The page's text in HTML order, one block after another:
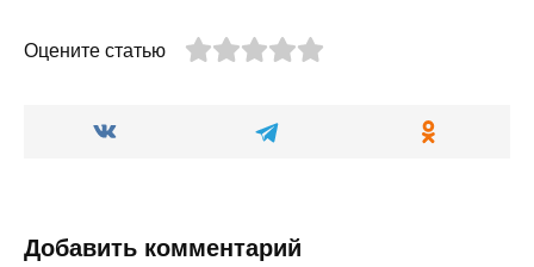
Оцените статью
Добавить комментарий